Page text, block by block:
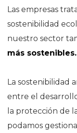
Las empresas
sostenibilidad
nuestro sector
más sostenibles.
La sostenibilidad
entre el
la protección de
podamos